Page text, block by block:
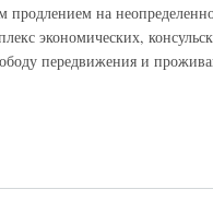
продлением на
экономических,
передвижения и